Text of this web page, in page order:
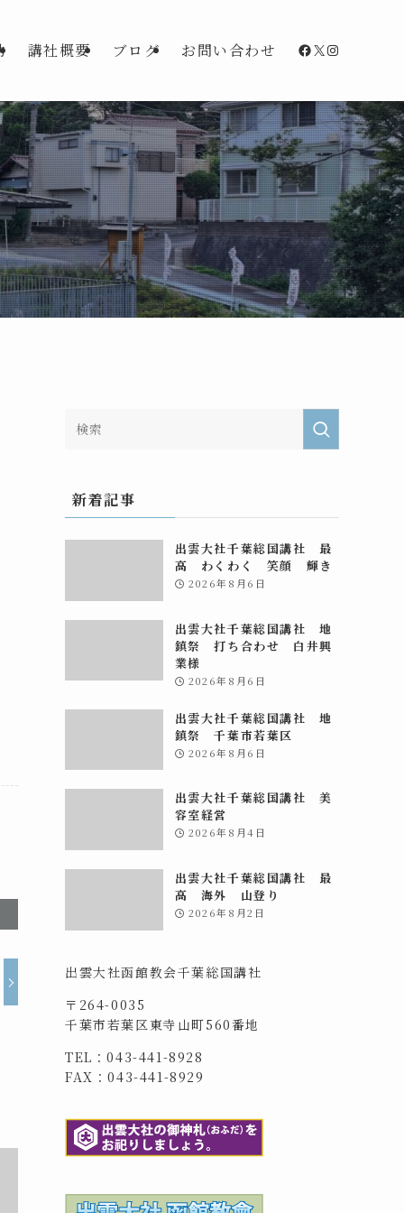
講社概要 ブログ お問い合わせ Facebook
X
新着記事
出雲大社千葉総国講社 最
高 わくわく 笑顔 輝き
2026年8月6日
出雲大社千葉総国講社 地
鎮祭 打ち合わせ 白井興
業様
2026年8月6日
出雲大社千葉総国講社 地
鎮祭 千葉市若葉区
2026年8月6日
出雲大社千葉総国講社 美
容室経営
2026年8月4日
出雲大社千葉総国講社 最
高 海外 山登り
2026年8月2日
出雲大社函館教会千葉総国講社
〒264-0035
千葉市若葉区東寺山町560番地
TEL：043-441-8928
FAX：043-441-8929